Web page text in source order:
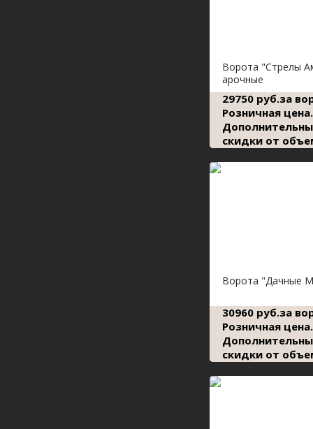
Ворота "Стрелы
арочные
29750 руб.за
Розничная цена.
скидки от
Ворота "Дачные
30960 руб.за
Розничная цена.
скидки от